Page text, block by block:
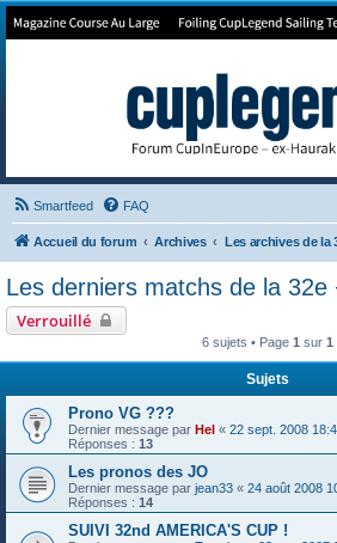
Forum de Cup In Europe
Smartfeed FAQ
Accueil du forum Archives
Les derniers matchs de la 32e
Verrouillé
6 sujets • Page 1 sur 1
Sujets
Prono VG ???
Dernier message par Hel « 22 sept. 2008
Réponses : 13
Les pronos des JO
Dernier message par jean33 « 24 août 2008
Réponses : 14
SUIVI 32nd AMERICA'S CUP !